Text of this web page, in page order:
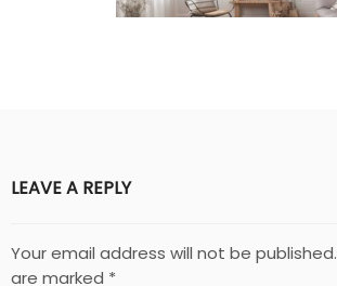
LEAVE A REPLY
Your email address will not be published.
are marked *